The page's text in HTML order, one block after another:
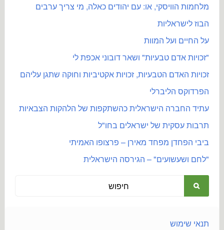
מלחמות הוויסקי, או: עם יהודים כאלה, מי צריך ערבים
הבוז לישראליות
על החיים ועל המוות
"זכויות אדם טבעיות" ושאר דובוני אכפת לי
זכויות האדם הטבעיות, זכויות אקטיביות וחוקה שתגן עליהם
הפרדוקס הליברלי
עתיד החברה הישראלית כהשתקפות של הלהקות הצבאיות
תרבות עסקית של ישראלים בחו"ל
ביבי הפחדן מפחד מאירן – פרצופו האמיתי
"לחם ושעשועים" – הגירסה הישראלית
תנאי שימוש